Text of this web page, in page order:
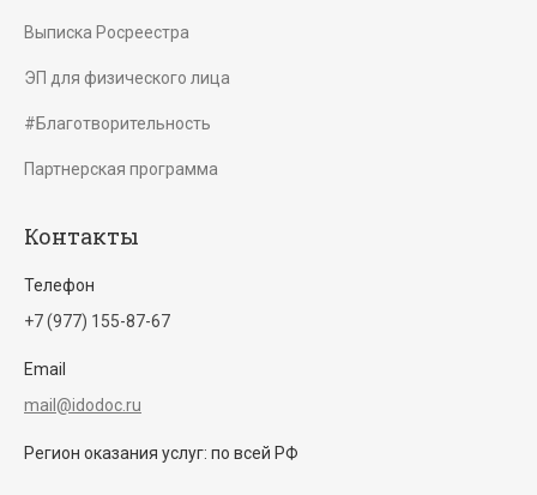
Выписка Росреестра
ЭП для физического лица
#Благотворительность
Партнерская программа
Контакты
Телефон
+7 (977) 155-87-67
Email
mail@idodoc.ru
Регион оказания услуг: по всей РФ